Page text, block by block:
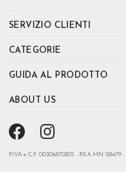
SERVIZIO CLIENTI
CATEGORIE
GUIDA AL PRODOTTO
ABOUT US
P.IVA e C.F. 00306870205 - REA MN